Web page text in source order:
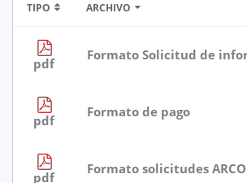
TIPO ARCHIVO
pdf
Formato Solicitud de
pdf
Formato de pago
pdf
Formato solicitudes ARCO